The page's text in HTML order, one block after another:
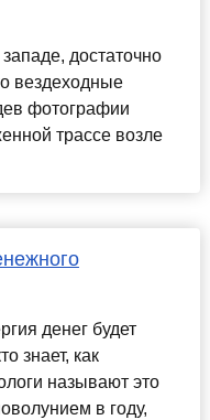
достаточно
вездеходные
фотографии
трассе возле
денег будет
знает, как
называют это
в году,